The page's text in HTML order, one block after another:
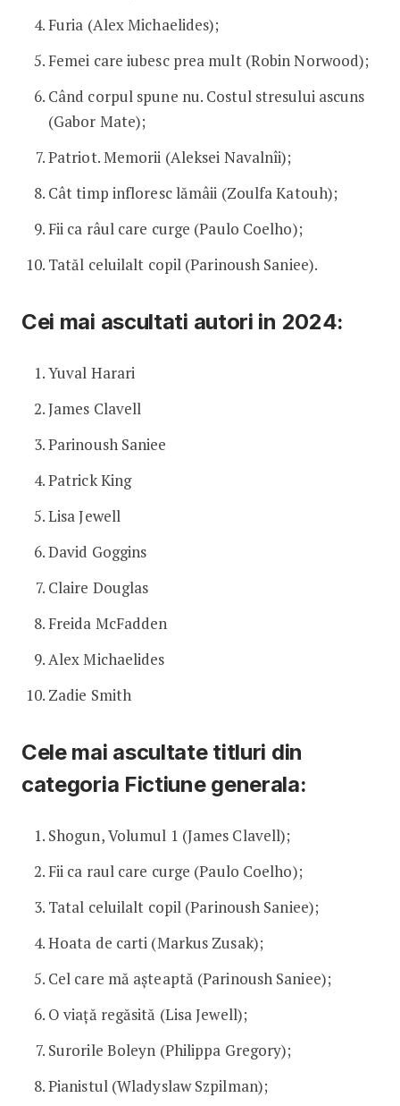
Furia (Alex Michaelides);
Femei care iubesc prea mult (Robin Norwood);
Când corpul spune nu. Costul stresului ascuns
(Gabor Mate);
Patriot. Memorii (Aleksei Navalnîi);
Cât timp infloresc lămâii (Zoulfa Katouh);
Fii ca râul care curge (Paulo Coelho);
Tatăl celuilalt copil (Parinoush Saniee).
Cei mai ascultati autori in 2024:
Yuval Harari
James Clavell
Parinoush Saniee
Patrick King
Lisa Jewell
David Goggins
Claire Douglas
Freida McFadden
Alex Michaelides
Zadie Smith
Cele mai ascultate titluri din
categoria Fictiune generala:
Shogun, Volumul 1 (James Clavell);
Fii ca raul care curge (Paulo Coelho);
Tatal celuilalt copil (Parinoush Saniee);
Hoata de carti (Markus Zusak);
Cel care mă așteaptă (Parinoush Saniee);
O viață regăsită (Lisa Jewell);
Surorile Boleyn (Philippa Gregory);
Pianistul (Wladyslaw Szpilman);